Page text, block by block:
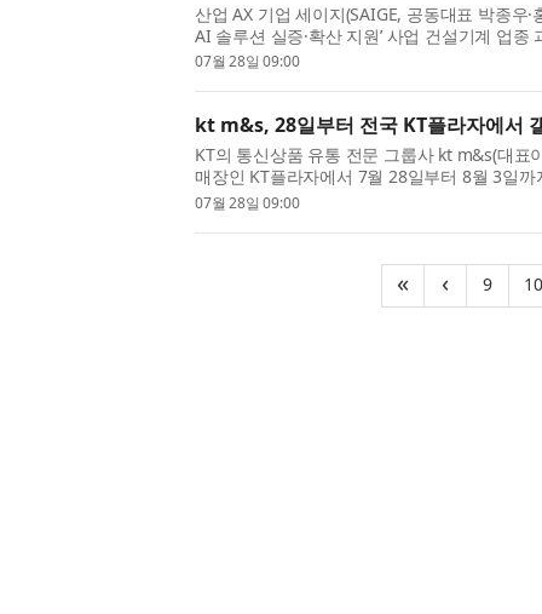
산업 AX 기업 세이지(SAIGE, 공동대표 박종우
AI 솔루션 실증·확산 지원’ 사업 건설기계 업
한다고 28일 밝혔다. 이번 사업은 건설기계 분
07월 28일 09:00
kt m&s, 28일부터 전국 KT플라자에서
KT의 통신상품 유통 전문 그룹사 kt m&s(대표
매장인 KT플라자에서 7월 28일부터 8월 3일
스마트폰 ‘갤럭시 Z 폴드8 울트라·폴드8·플립8’
07월 28일 09:00
« ‹ 9